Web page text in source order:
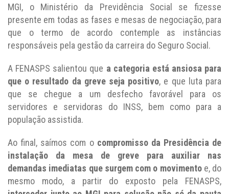
MGI, o Ministério da Previdência Social se fizesse
presente em todas as fases e mesas de negociação, para
que o termo de acordo contemple as instâncias
responsáveis pela gestão da carreira do Seguro Social.
A FENASPS salientou que a categoria está ansiosa para
que o resultado da greve seja positivo, e que luta para
que se chegue a um desfecho favorável para os
servidores e servidoras do INSS, bem como para a
população assistida.
Ao final, saímos com o compromisso da Presidência de
instalação da mesa de greve para auxiliar nas
demandas imediatas que surgem com o movimentoe, do
mesmo modo, a partir do exposto pela FENASPS,